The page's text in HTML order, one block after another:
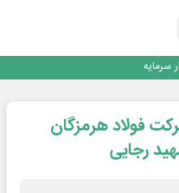
سرمایه
می‌شود؟
ندارم
فولاد هرمزگان
رجایی